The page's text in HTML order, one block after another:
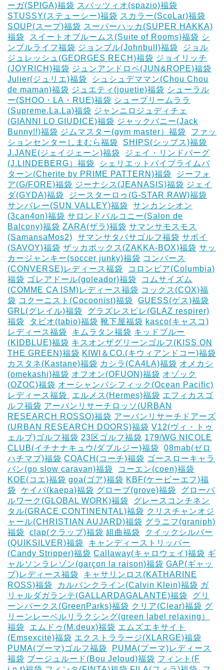
ーガ(SPIGA)福袋 スパッツィオ(spazio)福袋
STUSSY(ステューシー)福袋 スカラー(ScoLar)福袋
SOUP(スープ)福袋 スーパーハッカ(SUPER HAKKA)
福袋
スイートオブルームス(Suite of Rooms)福袋 シ
ンプルライフ福袋 ジョンブル(Johnbull)福袋
ジョル
ジュレッシュ(GEORGES RECH)福袋 ジョイリッチ
(JOYRICH)福袋 ジュンアンドロペ(JUN&ROPE)福袋
Julier(ジュリエ)福袋
シュシュデママン(Chou Chou
de maman)福袋 ジュエティ(jouetie)福袋 シューラル
ー(SHOO・LA・RUE)福袋 シュープリームララ
(Supreme.La.La)福袋 ジャンニロジュディチェ
(GIANNI LO GIUDICE)福袋 ジャックバニー(Jack
Bunny!!)福袋 ジムマスター(gym master）福袋
ファッ
ションセンターしまむら福袋
SHIPS(シップス)福袋
J.JANE(ジェイジェーン)福袋
ジェイ・リンドバーグ
(J.LINDEBERG）福袋
シェリエットバイプライムパ
ターン(Cherite by PRIME PATTERN)福袋
ジーフォ
ア(G/FORE)福袋 ジーナシス(JEANASIS)福袋 ジェイ
ダ(GYDA)福袋
ジースターロゥ(G-STAR RAW)福袋
サンバレー(SUN VALLEY)福袋
サンカンシオン
(3can4on)福袋 サロンドバルコニー(Salon de
Balcony)福袋 ZARA(ザラ)福袋 サマンサモスモス
(SamansaMos2)
サマンサタバサゴルフ福袋 サボイ
(SAVOY)福袋 ザッカボックス(ZAKKA-BOX)福袋 サッ
カージャンキー(soccer junky)福袋 コンバース
(CONVERSE)レディース福袋
コロンビア(Columbia)
福袋 ゴレアドール(goleador)福袋
コムサイズム
(COMME CA ISM)レディース福袋 コックス(COX)福
袋 コクーニスト(Cocoonist)福袋
GUESS(ゲス)福袋
GRL(グレイル)福袋
グラズレスピレ(GLAZ respirer)
福袋
タビオ(tabio)福袋 靴下屋福袋 kasco(キャスコ)
レディース福袋
キムラタン福袋 キッドブルー
(KIDBLUE)福袋 キスオンザグリーンゴルフ(KISS ON
THE GREEN)福袋 KIWI＆CO.(キウィアンドコー)福袋
カスタネ(Kastane)福袋 カシラ(CA4LA)福袋 ‎オメカシ
(omekashi)福袋 オフオン(OFUON)福袋 オゾック
(OZOC)福袋 オーシャンパシフィック(Ocean Pacific)
レディース福袋 ‎
エルメス(Hermes)福袋 エフィカスゴ
ルフ福袋 アーバンリサーチロッソ(URBAN
RESEARCH ROSSO)福袋 アーバンリサーチドアーズ
(URBAN RESEARCH DOORS)福袋 V12(ヴィ・トゥ
ェルブ)ゴルフ福袋 23区ゴルフ福袋 179/WG NICOLE
CLUB(イチナナキュウ/ダブルジー)福袋
08mab(ゼロ
ハチマブ)福袋 COACH(コーチ)福袋 ゴースローキャラ
バン(go slow caravan)福袋
コーエン(coen)福袋
KOE(コエ)福袋 goa(ゴア)福袋 KBF(ケービーエフ)福
袋
ケイパ(kaepa)福袋 グローブ(grove)福袋
グローバ
ルワーク(GLOBAL WORK)福袋
グレースコンチネン
タル(GRACE CONTINENTAL)福袋 クリスチャンオジ
ャール(CHRISTIAN AUJARD)福袋 グラニフ(graniph)
福袋
clap(クラップ)福袋 組曲福袋
クイックシルバー
(QUIKSILVER)福袋
キャンディーストリッパー
(Candy Stripper)福袋 Callaway(キャロウェイ)福袋 ギ
ャルソンラレゾン(garçon la raison)福袋 GAP(ギャッ
プ)レディース福袋
キャサリンロス(KATHARINE
ROSS)福袋
カルバンクライン(Calvin Klein)福袋 ガ
リャルダガランテ(GALLARDAGALANTE)福袋
グリ
ーンパークス(GreenParks)福袋 クリア(Clear)福袋 グ
リーンレーベルリラクシング(green label relaxing）
福袋
エムドゥ(M.deux)福袋 エムズエキサイト
(Emsexcite)福袋 エクストララージ(XLARGE)福袋
PUMA(プーマ)ゴルフ福袋
PUMA(プーマ)レディース
福袋 ブージュルード(Bou Jeloud)福袋 フィント(F